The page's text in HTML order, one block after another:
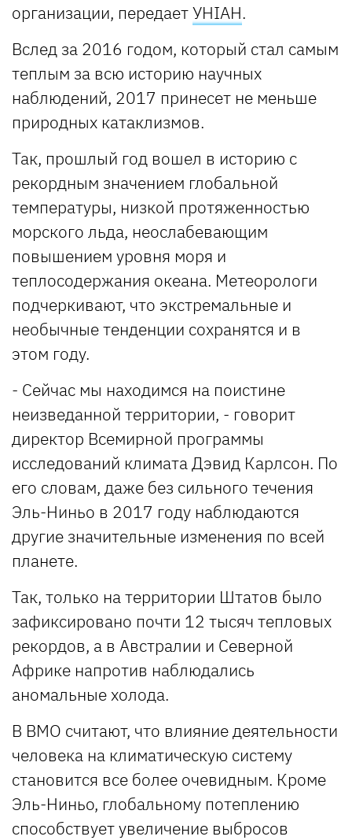
организации, передаетУНІАН.
Вслед за 2016 годом, который стал самым
теплым за всю историю научных
наблюдений, 2017 принесет не меньше
природных катаклизмов.
Так, прошлый год вошел в историю с
рекордным значением глобальной
температуры, низкой протяженностью
морского льда, неослабевающим
повышением уровня моря и
теплосодержания океана. Метеорологи
подчеркивают, что экстремальные и
необычные тенденции сохранятся и в
этом году.
- Сейчас мы находимся на поистине
неизведанной территории, - говорит
директор Всемирной программы
исследований климата Дэвид Карлсон. По
его словам, даже без сильного течения
Эль-Ниньо в 2017 году наблюдаются
другие значительные изменения по всей
планете.
Так, только на территории Штатов было
зафиксировано почти 12 тысяч тепловых
рекордов, а в Австралии и Северной
Африке напротив наблюдались
аномальные холода.
В ВМО считают, что влияние деятельности
человека на климатическую систему
становится все более очевидным. Кроме
Эль-Ниньо, глобальному потеплению
способствует увеличение выбросов